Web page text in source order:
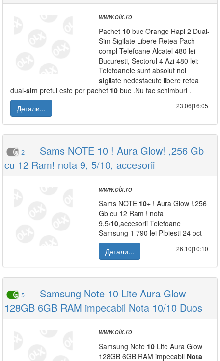
www.olx.ro
Pachet 10 buc Orange Hapi 2 Dual-
Sim Sigilate Libere Retea Pach
compl Telefoane Alcatel 480 lei
Bucuresti, Sectorul 4 Azi 480 lei:
Telefoanele sunt absolut noi
sigilate nedesfacute libere retea
dual-sim pretul este per pachet 10 buc .Nu fac schimburi .
Детали...
23.06|16:05
2
Sams NOTE 10 ! Aura Glow! ,256 Gb
cu 12 Ram! nota 9, 5/10, accesorii
www.olx.ro
Sams NOTE 10+ ! Aura Glow !,256
Gb cu 12 Ram ! nota
9,5/10,accesorii Telefoane
Samsung 1 790 lei Ploiesti 24 oct
Детали...
26.10|10:10
5
Samsung Note 10 Lite Aura Glow
128GB 6GB RAM impecabil Nota 10/10 Duos
www.olx.ro
Samsung Note 10 Lite Aura Glow
128GB 6GB RAM impecabil Nota